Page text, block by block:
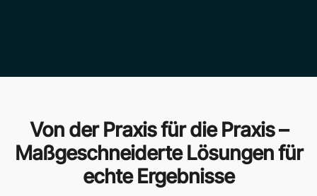
Von der Praxis für die Praxis –
Maßgeschneiderte Lösungen für
echte Ergebnisse